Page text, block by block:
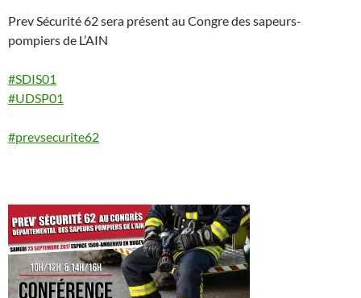
Prev Sécurité 62 sera présent au Congre des sapeurs-
pompiers de L’AIN
#SDIS01
#UDSP01
#prevsecurite62